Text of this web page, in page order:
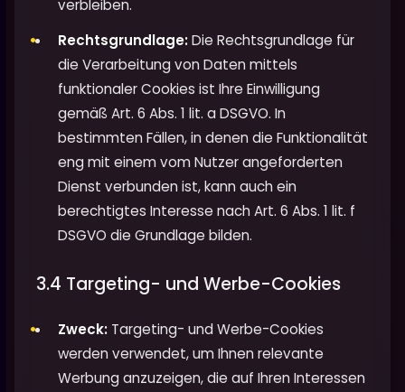
verbleiben.
Rechtsgrundlage:Die Rechtsgrundlage für
die Verarbeitung von Daten mittels
funktionaler Cookies ist Ihre Einwilligung
gemäß Art. 6 Abs. 1 lit. a DSGVO. In
bestimmten Fällen, in denen die Funktionalität
eng mit einem vom Nutzer angeforderten
Dienst verbunden ist, kann auch ein
berechtigtes Interesse nach Art. 6 Abs. 1 lit. f
DSGVO die Grundlage bilden.
3.4 Targeting- und Werbe-Cookies
Zweck: Targeting- und Werbe-Cookies
werden verwendet, um Ihnen relevante
Werbung anzuzeigen, die auf Ihren Interessen